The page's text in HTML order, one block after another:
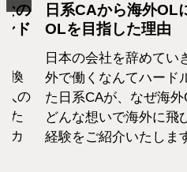
の
ド
換
人の
た
カ
日系CAから海外OL
OLを目指した理由
日本の会社を辞めてい
外で働くなんてハード
た日系CAが、なぜ海外
どんな想いで海外に飛
経験をご紹介いたしま